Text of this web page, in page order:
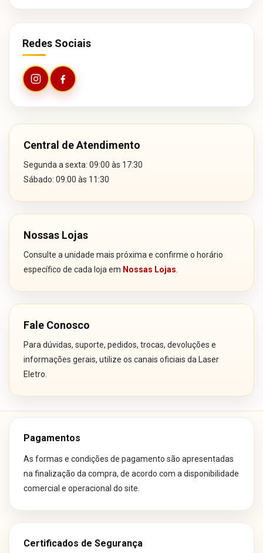
Redes Sociais
Central de Atendimento
Segunda a sexta: 09:00 às 17:30
Sábado: 09:00 às 11:30
Nossas Lojas
Consulte a unidade mais próxima e confirme o horário
específico de cada loja em Nossas Lojas
Fale Conosco
Para dúvidas, suporte, pedidos, trocas, devoluções e
informações gerais, utilize os canais oficiais da Laser
Eletro.
Pagamentos
As formas e condições de pagamento são apresentadas
na finalização da compra, de acordo com a disponibilidade
comercial e operacional do site.
Certificados de Segurança